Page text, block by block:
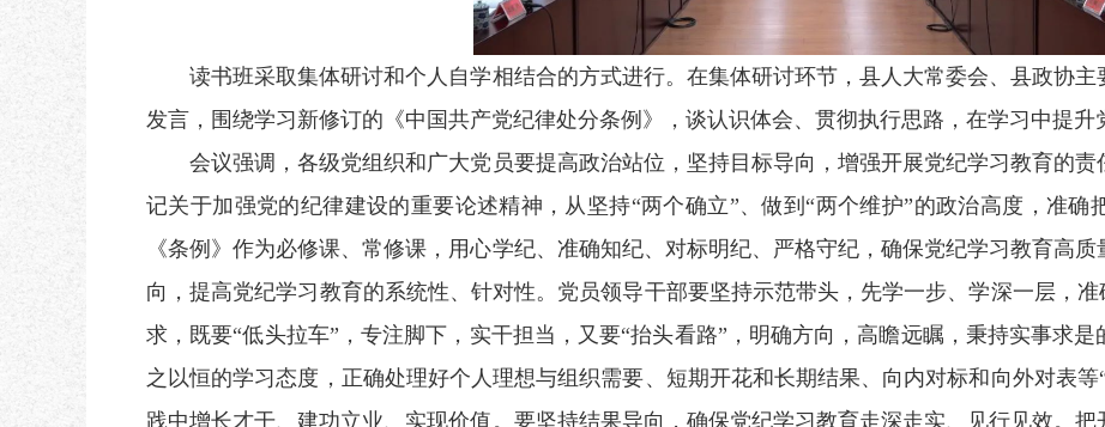
读书班采取集体研讨和个人自学相结合的方式进行。在集体研讨环节，县人大常委会、县政协主
发言，围绕学习新修订的《中国共产党纪律处分条例》，谈认识体会、贯彻执行思路，在学习中提升
会议强调，各级党组织和广大党员要提高政治站位，坚持目标导向，增强开展党纪学习教育的责
记关于加强党的纪律建设的重要论述精神，从坚持“两个确立”、做到“两个维护”的政治高度，准确
《条例》作为必修课、常修课，用心学纪、准确知纪、对标明纪、严格守纪，确保党纪学习教育高
向，提高党纪学习教育的系统性、针对性。党员领导干部要坚持示范带头，先学一步、学深一层，
求，既要“低头拉车”，专注脚下，实干担当，又要“抬头看路”，明确方向，高瞻远瞩，秉持实事求
之以恒的学习态度，正确处理好个人理想与组织需要、短期开花和长期结果、向内对标和向外对表
践中增长才干、建功立业、实现价值。要坚持结果导向，确保党纪学习教育走深走实、见行见效。